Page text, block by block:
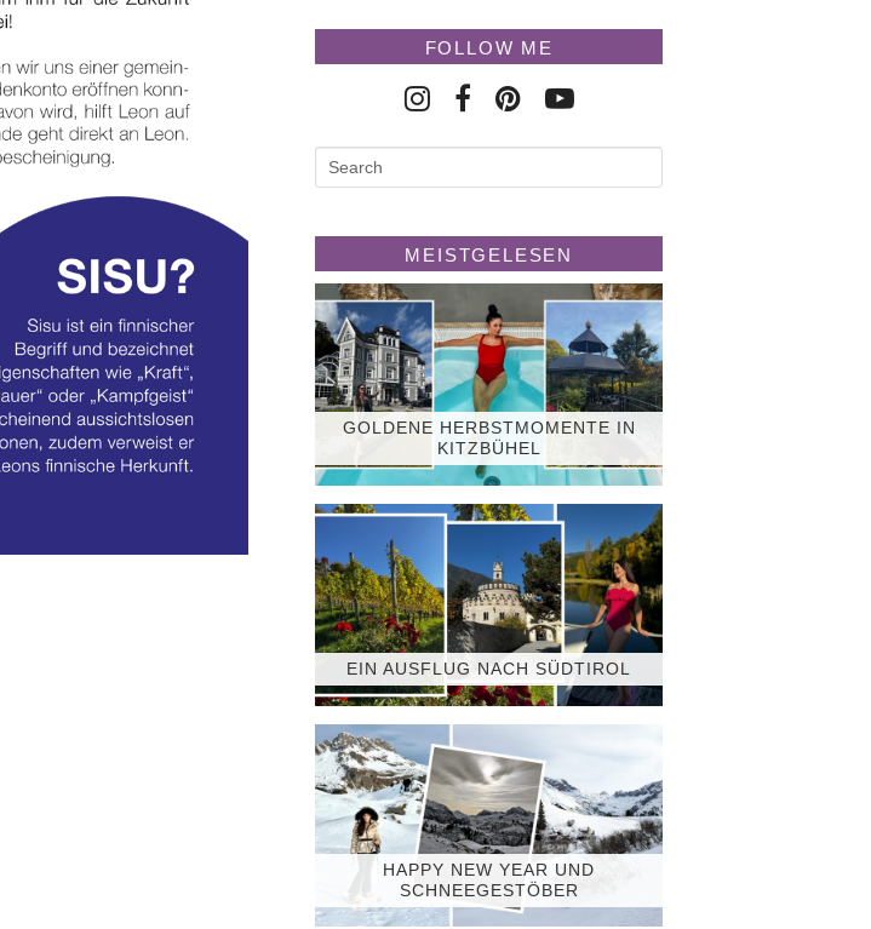
FOLLOW ME
MEISTGELESEN
GOLDENE HERBSTMOMENTE IN
KITZBÜHEL
EIN AUSFLUG NACH SÜDTIROL
HAPPY NEW YEAR UND
SCHNEEGESTÖBER